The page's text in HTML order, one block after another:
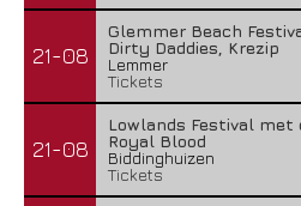
21-08
Glemmer Beach
Dirty Daddies, Krezip
Lemmer
Tickets
21-08
Lowlands Festival met
Royal Blood
Biddinghuizen
Tickets